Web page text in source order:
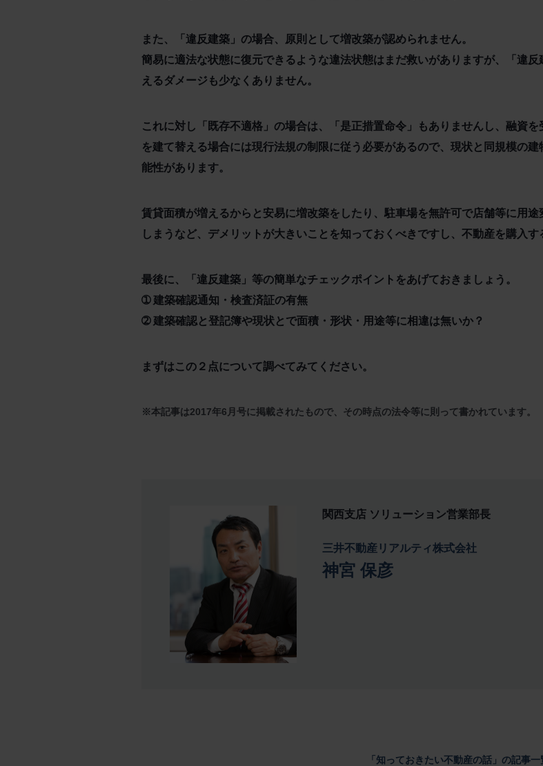
また、「違反建築」の場合、原則として増改築が認められません。
簡易に適法な状態に復元できるような違法状態はまだ救いがありますが、「違
えるダメージも少なくありません。
これに対し「既存不適格」の場合は、「是正措置命令」もありませんし、融資
を建て替える場合には現行法規の制限に従う必要があるので、現状と同規模の
能性があります。
賃貸面積が増えるからと安易に増改築をしたり、駐車場を無許可で店舗等に用
しまうなど、デメリットが大きいことを知っておくべきですし、不動産を購入す
最後に、「違反建築」等の簡単なチェックポイントをあげておきましょう。
➀ 建築確認通知・検査済証の有無
➁ 建築確認と登記簿や現状とで面積・形状・用途等に相違は無いか？
まずはこの２点について調べてみてください。
※本記事は2017年6月号に掲載されたもので、その時点の法令等に則って書かれています。
関西支店 ソリューション営業部長
三井不動産リアルティ株式会社
神宮 保彦
「知っておきたい不動産の話」の記事一